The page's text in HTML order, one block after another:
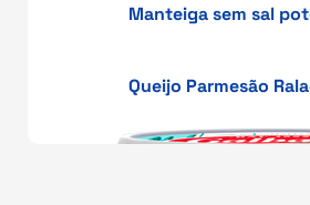
Manteiga sem sal
Queijo Parmesão